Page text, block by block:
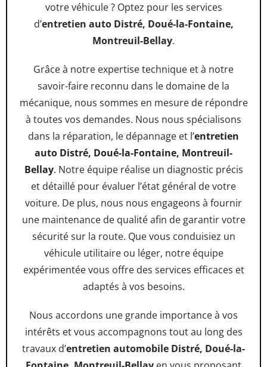
votre véhicule ? Optez pour les services
d’entretien auto Distré, Doué-la-Fontaine,
Montreuil-Bellay.
Grâce à notre expertise technique et à notre
savoir-faire reconnu dans le domaine de la
mécanique, nous sommes en mesure de répondre
à toutes vos demandes. Nous nous spécialisons
dans la réparation, le dépannage et l’entretien
auto Distré, Doué-la-Fontaine, Montreuil-
Bellay. Notre équipe réalise un diagnostic précis
et détaillé pour évaluer l’état général de votre
voiture. De plus, nous nous engageons à fournir
une maintenance de qualité afin de garantir votre
sécurité sur la route. Que vous conduisiez un
véhicule utilitaire ou léger, notre équipe
expérimentée vous offre des services efficaces et
adaptés à vos besoins.
Nous accordons une grande importance à vos
intérêts et vous accompagnons tout au long des
travaux d’entretien automobile Distré, Doué-la-